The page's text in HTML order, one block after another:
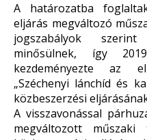
A határozatba
eljárás megváltozó
jogszabályok
minősülnek, így
kezdeményezte az
„Széchenyi lánchíd és
közbeszerzési
A visszavonással
megváltozott